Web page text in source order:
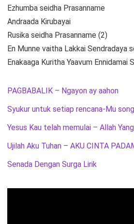
Ezhumba seidha Prasanname
Andraada Kirubayai
Rusika seidha Prasanname (2)
En Munne vaitha Lakkai Sendradaya
Enakaaga Kuritha Yaavum Ennidamai
PAGBABALIK – Ngayon ay aahon
Syukur untuk setiap rencana-Mu
Yesus Kau telah memulai – Allah
Ujilah Aku Tuhan – AKU CINTA
Senada Dengan Surga Lirik